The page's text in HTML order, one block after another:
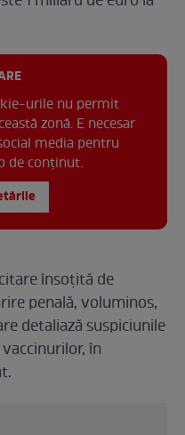
urile nu permit
zonă. E necesar
media pentru
de conținut.
însoțită de
penală, voluminos,
detaliază suspiciunile
în